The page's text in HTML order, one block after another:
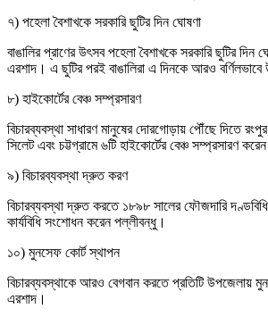
৭) পহেলা বৈশাখকে সরকারি ছুটির দিন ঘোষণা
বাঙালির প্রাণের উৎসব পহেলা বৈশাখকে সরকারি ছুটির দিন
এরশাদ। এ ছুটির পরই বাঙালিরা এ দিনকে আরও
৮) হাইকোর্টের বেঞ্চ সম্প্রসারণ
বিচারব্যবস্থা সাধারণ মানুষের দোরগোড়ায় পৌঁছে দিতে
সিলেট এবং চট্টগ্রামে ৬টি হাইকোর্টের বেঞ্চ সম্প্রসারণ
৯) বিচারব্যবস্থা দ্রুত করণ
বিচারব্যবস্থা দ্রুত করতে ১৮৯৮ সালের ফৌজদারি
কার্যবিধি সংশোধন করেন পল্লীবন্ধু।
১০) মুনসেফ কোর্ট স্থাপন
বিচারব্যবস্থাকে আরও বেগবান করতে প্রতিটি উপজেলায়
এরশাদ।